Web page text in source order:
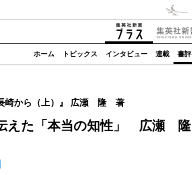
ホーム トピックス インタビュー 連載 書評
長崎から（上）』 広瀬 隆 著
えた「本当の知性」 広瀬 隆